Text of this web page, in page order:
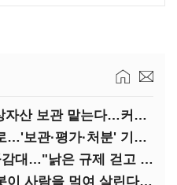
두나무, 경찰청 압수 가상자산 보관 맡는다…커스터디 사업 최종 낙찰
비트코인도 국가자산으로…'보관·평가·처분' 기준은 숙제
게임산업법 전면 손질 공감대…"낡은 규제 걷고 안전장치 촘촘히 해야"
(최홍규의 피지컬 AI)로봇이 사람을 먹여 살린다, 그런데 언제 먹여야 할지는 모른다